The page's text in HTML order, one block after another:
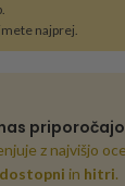
najprej.
z najvišjo
in hitri.